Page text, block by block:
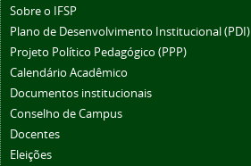
Sobre o IFSP
Plano de Desenvolvimento Institucional (PDI)
Projeto Político Pedagógico (PPP)
Calendário Acadêmico
Documentos institucionais
Conselho de Campus
Docentes
Eleições